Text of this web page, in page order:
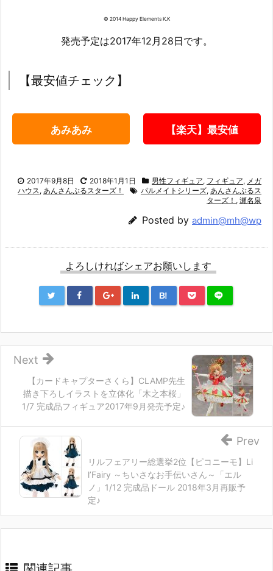
© 2014 Happy Elements K.K
発売予定は2017年12月28日です。
【最安値チェック】
あみあみ 【楽天】最安値
2017年9月8日 2018年1月1日 男性フィギュア, フィギュア, メガ
ハウス , あんさんぶるスターズ！ パルメイトシリーズ, あんさんぶるス
ターズ！ , 瀬名泉
Posted by admin@mh@wp
よろしければシェアお願いします
B!
【カードキャプターさくら】CLAMP先生
描き下ろしイラストを立体化「木之本桜」
1/7 完成品フィギュア2017年9月発売予定♪
Next
リルフェアリー総選挙2位【ピコニーモ】Li
l’Fairy ～ちいさなお手伝いさん～「エル
ノ」1/12 完成品ドール 2018年3月再販予
定♪
Prev